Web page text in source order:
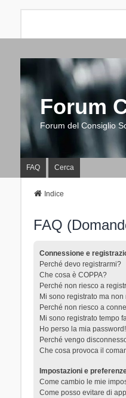
Forum
Forum del Consiglio
FAQ Cerca
Indice
FAQ
Connessione e
Perché devo registrarmi?
Che cosa è COPPA?
Perché non riesco a
Mi sono registrato ma
Perché non riesco a
Mi sono registrato tempo
Ho perso la mia password!
Perché vengo
Che cosa provoca il
Impostazioni e
Come cambio le mie
Come posso evitare di